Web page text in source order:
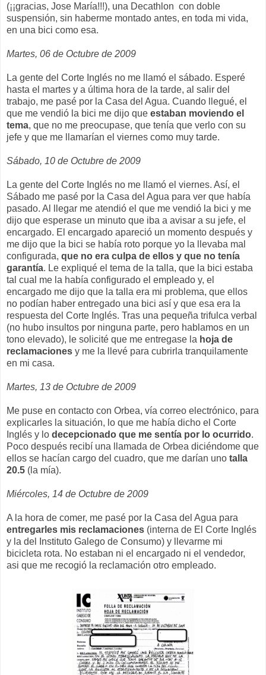
(¡¡gracias, Jose María!!!), una Decathlon con doble
suspensión, sin haberme montado antes, en toda mi vida,
en una bici como esa.
Martes, 06 de Octubre de 2009
La gente del Corte Inglés no me llamó el sábado. Esperé
hasta el martes y a última hora de la tarde, al salir del
trabajo, me pasé por la Casa del Agua. Cuando llegué, el
que me vendió la bici me dijo que estaban moviendo el
tema, que no me preocupase, que tenía que verlo con su
jefe y que me llamarían el viernes como muy tarde.
Sábado, 10 de Octubre de 2009
La gente del Corte Inglés no me llamó el viernes. Así, el
Sábado me pasé por la Casa del Agua para ver que había
pasado. Al llegar me atendió el que me vendió la bici y me
dijo que esperase un minuto que iba a avisar a su jefe, el
encargado. El encargado apareció un momento después y
me dijo que la bici se había roto porque yo la llevaba mal
configurada, que no era culpa de ellos y que no tenía
garantía. Le expliqué el tema de la talla, que la bici estaba
tal cual me la había configurado el empleado y, el
encargado me dijo que la talla era mi problema, que ellos
no podían haber entregado una bici así y que esa era la
respuesta del Corte Inglés. Tras una pequeña trifulca verbal
(no hubo insultos por ninguna parte, pero hablamos en un
tono elevado), le solicité que me entregase la hoja de
reclamaciones y me la llevé para cubrirla tranquilamente
en mi casa.
Martes, 13 de Octubre de 2009
Me puse en contacto con Orbea, vía correo electrónico, para
explicarles la situación, lo que me había dicho el Corte
Inglés y lo decepcionado que me sentía por lo ocurrido.
Poco después recibí una llamada de Orbea diciéndome que
ellos se hacían cargo del cuadro, que me darían uno talla
20.5 (la mía).
Miércoles, 14 de Octubre de 2009
A la hora de comer, me pasé por la Casa del Agua para
entregarles mis reclamaciones (interna de El Corte Inglés
y la del Instituto Galego de Consumo) y llevarme mi
bicicleta rota. No estaban ni el encargado ni el vendedor,
asi que me recogió la reclamación otro empleado.